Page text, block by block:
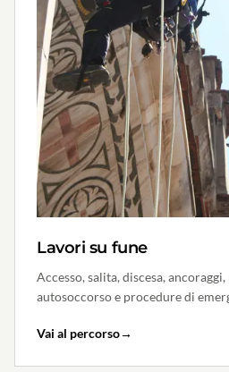
Lavori su fune
Accesso, salita, discesa,
autosoccorso e procedure di
Vai al percorso→